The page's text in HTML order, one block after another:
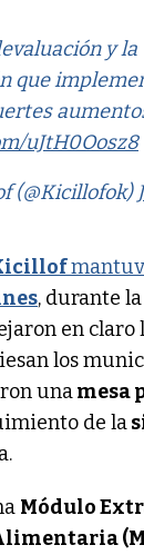
y la
que
uJtH0Oosz8
(@Kicillofok)
, durante
en claro
los
unamesa
de la
Módulo